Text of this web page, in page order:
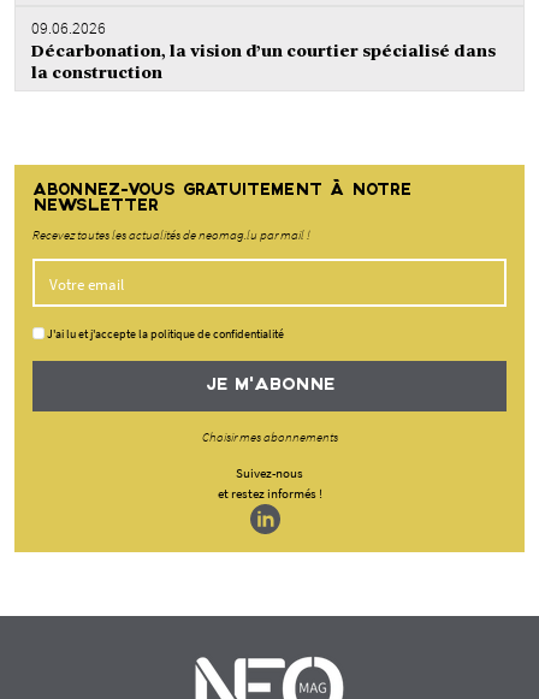
09.06.2026
Décarbonation, la vision d’un courtier spécialisé dans
la construction
ABONNEZ-VOUS GRATUITEMENT À NOTRE
NEWSLETTER
Recevez toutes les actualités de neomag.lu par mail !
J'ai lu et j'accepte la politique de confidentialité
JE M'ABONNE
Choisir mes abonnements
Suivez-nous
et restez informés !